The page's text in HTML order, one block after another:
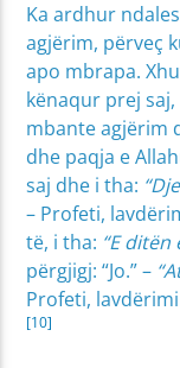
Ka ardhur
agjërim, përveç
apo mbrapa.
kënaqur prej
mbante agjërim
dhe paqja e
saj dhe i tha:
– Profeti,
të, i tha: “E
përgjigj: “Jo.” –
Profeti,
[10]